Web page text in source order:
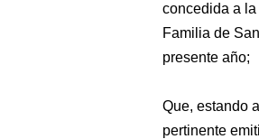
concedida a
Familia de
presente año;
Que, estando
pertinente